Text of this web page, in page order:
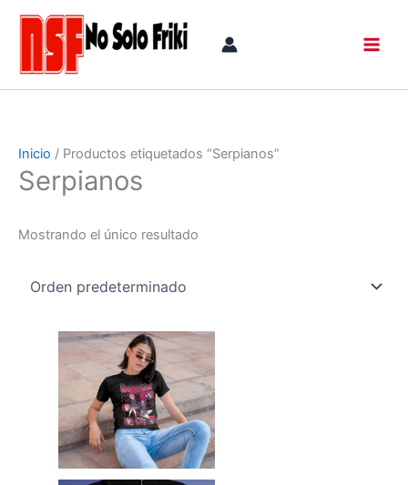
contenido
Inicio / Productos etiquetados “Serpianos”
Serpianos
Mostrando el único resultado
Rango
de
precios:
desde
16,00 €
hasta
18,00 €
Este
producto
tiene
múltiples
variantes.
Las
opciones